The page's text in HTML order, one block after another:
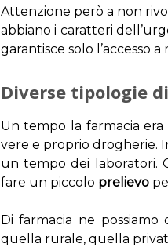
Attenzione però a non
abbiano i caratteri
garantisce solo l’accesso
Diverse tipologie
Un tempo la farmacia
vere e proprio drogherie.
un tempo dei laboratori.
fare un piccolo prelievo
Di farmacia ne
quella rurale, quella